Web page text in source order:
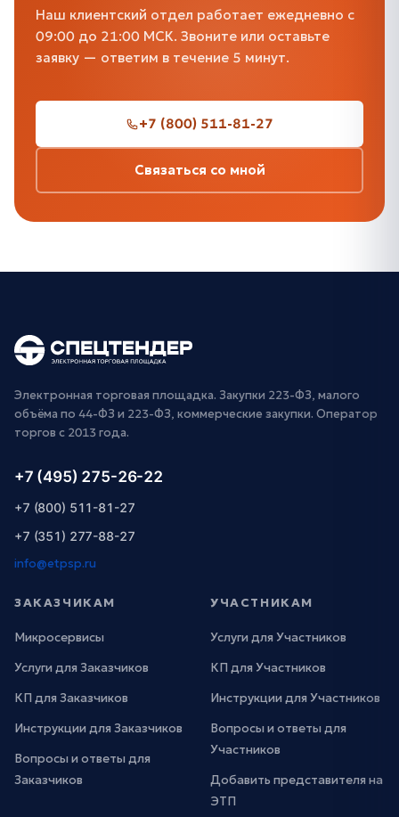
Наш клиентский отдел работает ежедневно с
09:00 до 21:00 МСК. Звоните или оставьте
заявку — ответим в течение 5 минут.
+7 (800) 511-81-27
Связаться со мной
Электронная торговая площадка. Закупки 223-ФЗ, малого
объёма по 44-ФЗ и 223-ФЗ, коммерческие закупки. Оператор
торгов с 2013 года.
+7 (495) 275-26-22
+7 (800) 511-81-27
+7 (351) 277-88-27
info@etpsp.ru
ЗАКАЗЧИКАМ
Микросервисы
Услуги для Заказчиков
КП для Заказчиков
Инструкции для Заказчиков
Вопросы и ответы для
Заказчиков
УЧАСТНИКАМ
Услуги для Участников
КП для Участников
Инструкции для Участников
Вопросы и ответы для
Участников
Добавить представителя на
ЭТП